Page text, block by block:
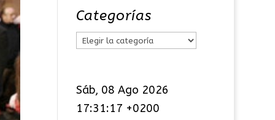
Categorías
C
e
g
Sáb, 08 Ago 2026
17:31:18 +0200